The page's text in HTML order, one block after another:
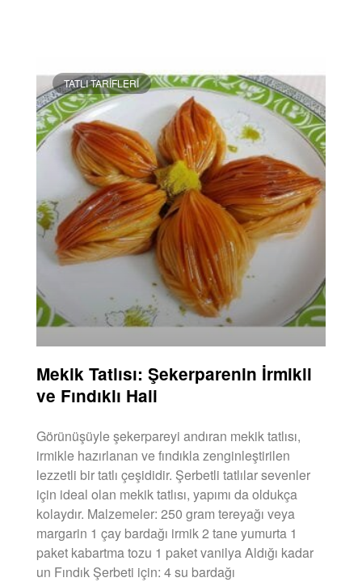
TATLI TARIFLERI
Mekik Tatlısı: Şekerparenin İrmikli
ve Fındıklı Hali
Görünüşüyle şekerpareyi andıran mekik tatlısı,
irmikle hazırlanan ve fındıkla zenginleştirilen
lezzetli bir tatlı çeşididir. Şerbetli tatlılar sevenler
için ideal olan mekik tatlısı, yapımı da oldukça
kolaydır. Malzemeler: 250 gram tereyağı veya
margarin 1 çay bardağı irmik 2 tane yumurta 1
paket kabartma tozu 1 paket vanilya Aldığı kadar
un Fındık Şerbeti için: 4 su bardağı